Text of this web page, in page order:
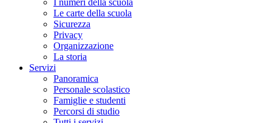
I numeri della scuola
Le carte della scuola
Sicurezza
Privacy
Organizzazione
La storia
Servizi
Panoramica
Personale scolastico
Famiglie e studenti
Percorsi di studio